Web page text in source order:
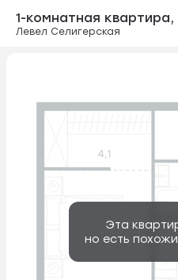
1-
1-комнатная квартира,
Левел Селигерская
Эта
но есть